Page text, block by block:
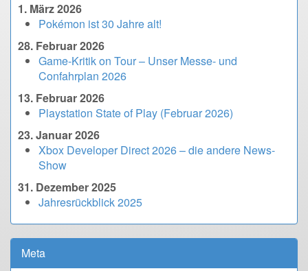
1. März 2026
Pokémon ist 30 Jahre alt!
28. Februar 2026
Game-Kritik on Tour – Unser Messe- und
Confahrplan 2026
13. Februar 2026
Playstation State of Play (Februar 2026)
23. Januar 2026
Xbox Developer Direct 2026 – die andere News-
Show
31. Dezember 2025
Jahresrückblick 2025
Meta